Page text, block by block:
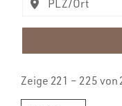
Zeige 221 – 225 von